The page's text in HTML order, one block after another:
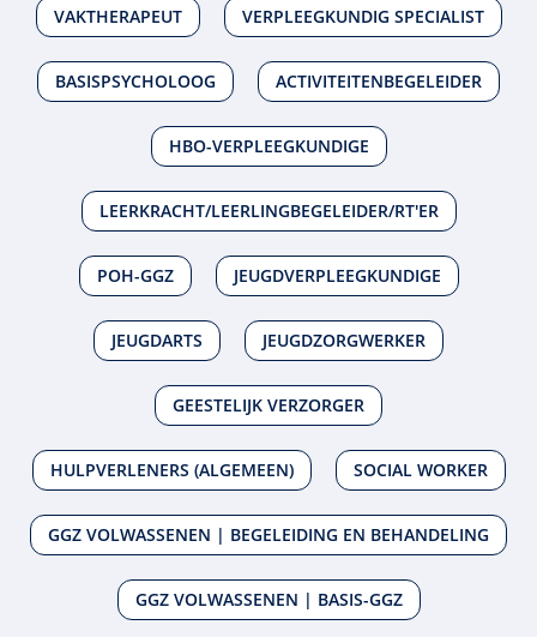
VAKTHERAPEUT VERPLEEGKUNDIG SPECIALIST
BASISPSYCHOLOOG ACTIVITEITENBEGELEIDER
HBO-VERPLEEGKUNDIGE
LEERKRACHT/LEERLINGBEGELEIDER/RT'ER
POH-GGZ JEUGDVERPLEEGKUNDIGE
JEUGDARTS JEUGDZORGWERKER
GEESTELIJK VERZORGER
HULPVERLENERS (ALGEMEEN) SOCIAL WORKER
GGZ VOLWASSENEN | BEGELEIDING EN BEHANDELING
GGZ VOLWASSENEN | BASIS-GGZ